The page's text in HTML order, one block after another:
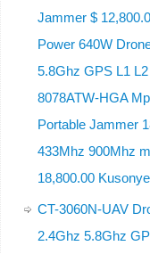
Jammer $
Power 640W
5.8Ghz GPS L1
8078ATW-HGA
Portable Jammer
433Mhz 900Mhz
18,800.00
CT-3060N-UAV
2.4Ghz 5.8Ghz